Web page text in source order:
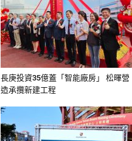
長庚投資35億蓋「智能廠房」 松暉營
造承攬新建工程